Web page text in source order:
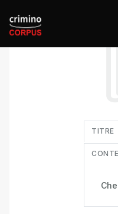
TITRE
Panneau de gestion des